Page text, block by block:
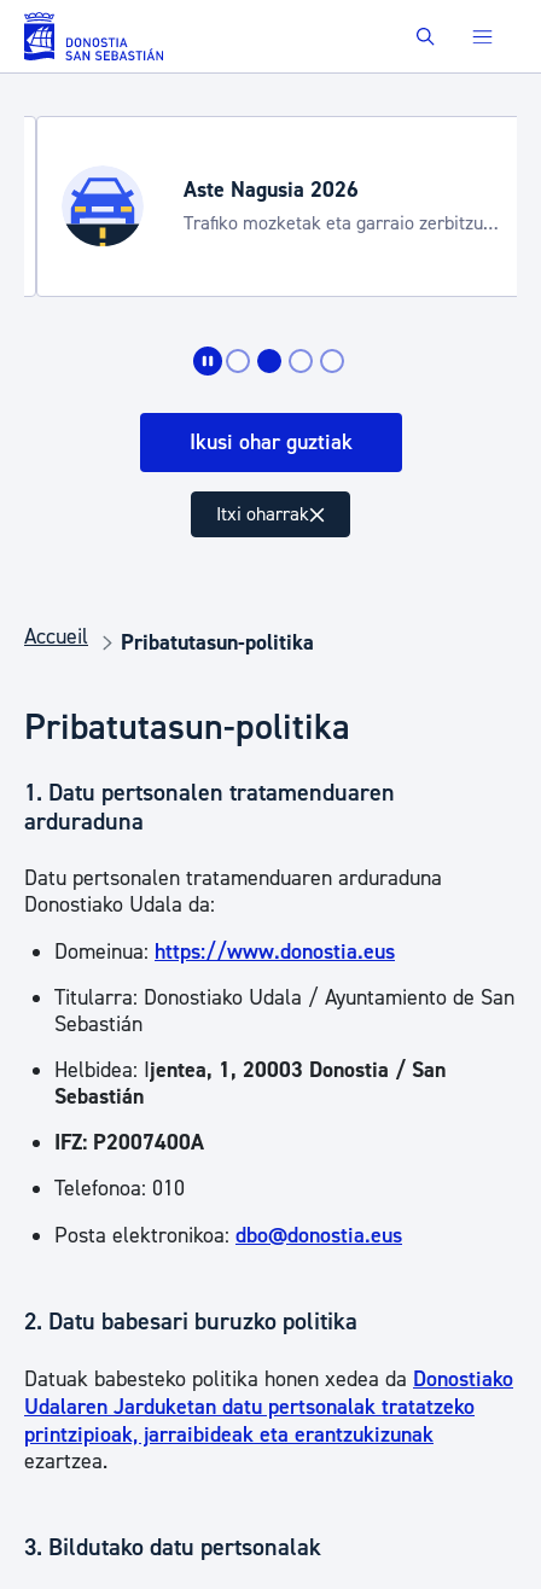
Saut au contenu principal Buscar
Aste Nagusia 2026
Trafiko mozketak eta garraio zerbitzu
Ikusi ohar guztiak
Itxi oharrak
Accueil Pribatutasun-politika
Pribatutasun-politika
1. Datu pertsonalen tratamenduaren
arduraduna
Datu pertsonalen tratamenduaren arduraduna
Donostiako Udala da:
Domeinua: https://www.donostia.eus
Titularra: Donostiako Udala / Ayuntamiento de San
Sebastián
Helbidea: Ijentea, 1, 20003 Donostia / San
Sebastián
IFZ: P2007400A
Telefonoa: 010
Posta elektronikoa: dbo@donostia.eus
2. Datu babesari buruzko politika
Datuak babesteko politika honen xedea da Donostiako
Udalaren Jarduketan datu pertsonalak tratatzeko
printzipioak, jarraibideak eta erantzukizunak
ezartzea.
3. Bildutako datu pertsonalak